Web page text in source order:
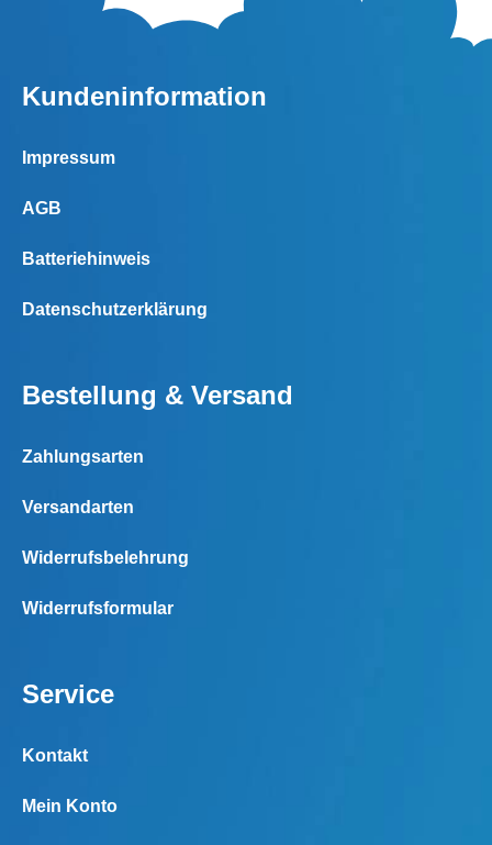
Kundeninformation
Impressum
AGB
Batteriehinweis
Datenschutzerklärung
Bestellung & Versand
Zahlungsarten
Versandarten
Widerrufsbelehrung
Widerrufsformular
Service
Kontakt
Mein Konto